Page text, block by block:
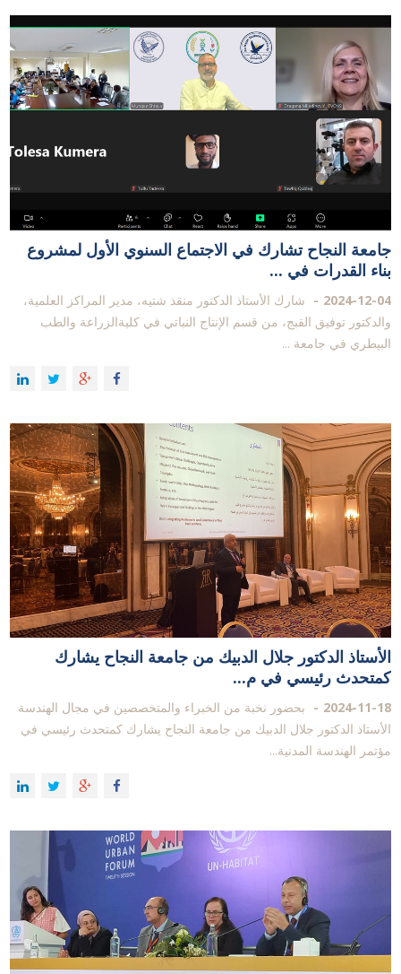
جامعة النجاح تشارك في الاجتماع السنوي الأول لمشروع
بناء القدرات في ...
2024-12-04
شارك الأستاذ الدكتور منقذ شتيه، مدير المراكز العلمية،
والدكتور توفيق القبج، من قسم الإنتاج النباتي في كليةالزراعة والطب
البيطري في جامعة ...
الأستاذ الدكتور جلال الدبيك من جامعة النجاح يشارك
كمتحدث رئيسي في م...
2024-11-18
بحضور نخبة من الخبراء والمتخصصين في مجال الهندسة
الأستاذ الدكتور جلال الدبيك من جامعة النجاح يشارك كمتحدث رئيسي في
مؤتمر الهندسة المدنية...